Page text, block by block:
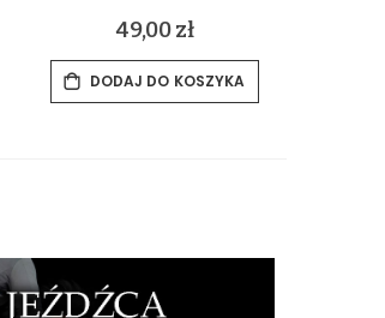
49,00 zł
DODAJ DO KOSZYKA